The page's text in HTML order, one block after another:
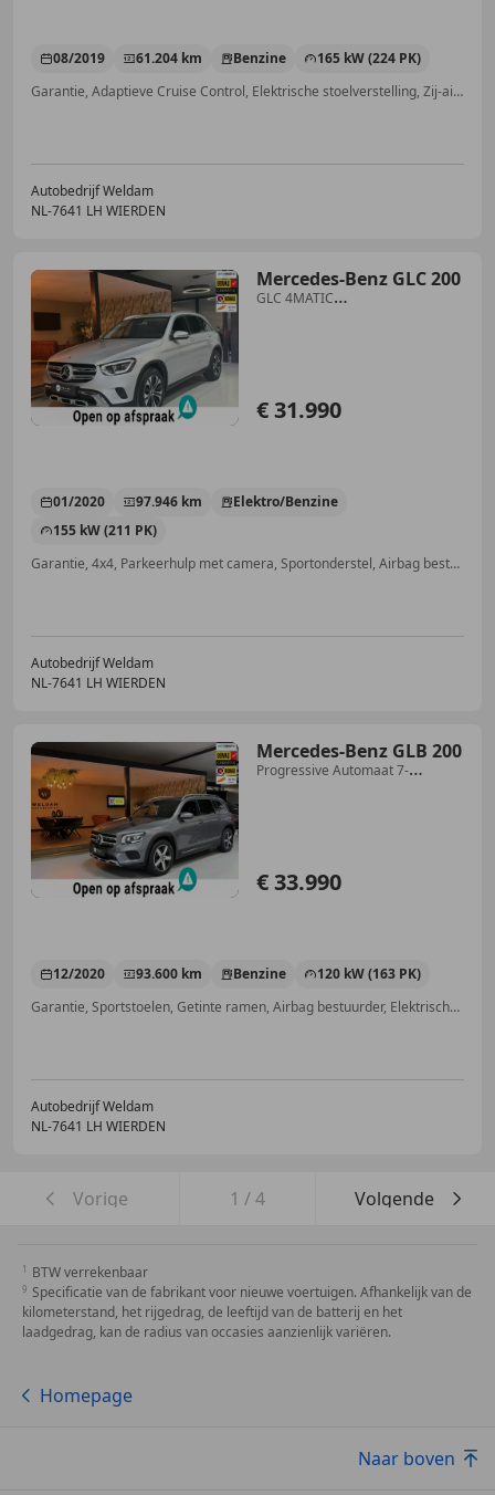
08/2019 61.204 km Benzine
165 kW (224 PK)
Garantie, Adaptieve Cruise Control, Elektrische stoelverstelling, Zij-airbags, Dodehoekdetectie, Massagestoelen, Stoelverwarming, Elektrische achterklep
Autobedrijf Weldam
NL-7641 LH WIERDEN
Mercedes-Benz GLC 200
GLC 4MATIC
€ 31.990
01/2020 97.946 km
Elektro/Benzine
155 kW (211 PK)
Garantie, 4x4, Parkeerhulp met camera, Sportonderstel, Airbag bestuurder, Sportstoelen, Inductieladen voor smartphones, Stoelverwarming
Autobedrijf Weldam
NL-7641 LH WIERDEN
Mercedes-Benz GLB 200
Progressive Automaat 7-
€ 33.990
12/2020 93.600 km Benzine
120 kW (163 PK)
Garantie, Sportstoelen, Getinte ramen, Airbag bestuurder, Elektrische achterklep, Dagrijverlichting, Grootlichtassistent, Spraakbediening
Autobedrijf Weldam
NL-7641 LH WIERDEN
Vorige 1 /4 Volgende
BTW verrekenbaar
Specificatie van de fabrikant voor nieuwe voertuigen. Afhankelijk van de
kilometerstand, het rijgedrag, de leeftijd van de batterij en het
laadgedrag, kan de radius van occasies aanzienlijk variëren.
Homepage
Naar boven